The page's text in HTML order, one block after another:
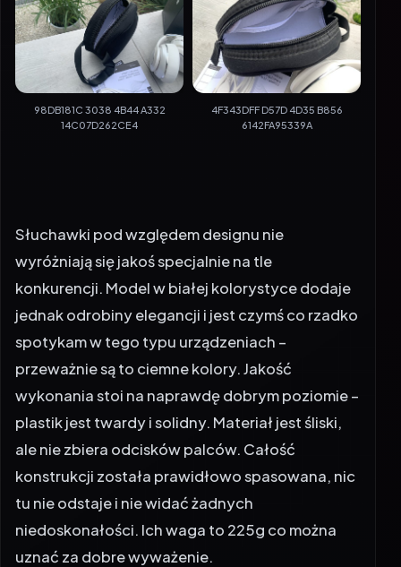
98DB181C 3038 4B44 A332
14C07D262CE4
4F343DFF D57D 4D35 B856
6142FA95339A
Słuchawki pod względem designu nie
wyróżniają się jakoś specjalnie na tle
konkurencji. Model w białej kolorystyce dodaje
jednak odrobiny elegancji i jest czymś co rzadko
spotykam w tego typu urządzeniach –
przeważnie są to ciemne kolory. Jakość
wykonania stoi na naprawdę dobrym poziomie –
plastik jest twardy i solidny. Materiał jest śliski,
ale nie zbiera odcisków palców. Całość
konstrukcji została prawidłowo spasowana, nic
tu nie odstaje i nie widać żadnych
niedoskonałości. Ich waga to 225g co można
uznać za dobre wyważenie.